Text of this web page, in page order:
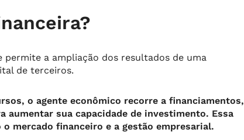
permite a ampliação dos resultados de uma
de terceiros.
o agente econômico recorre a financiamentos,
sua capacidade de investimento. Essa
mercado financeiro e a gestão empresarial.